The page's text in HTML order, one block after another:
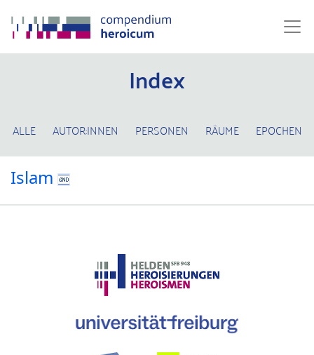
Index
ALLE AUTOR:INNEN PERSONEN RÄUME EPOCHEN
Islam